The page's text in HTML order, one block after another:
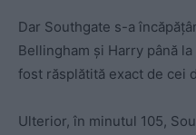
Dar Southgate s-a
Bellingham și Harry până
fost răsplătită exact de cei
Ulterior, în minutul 105,